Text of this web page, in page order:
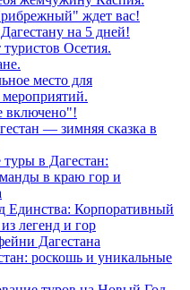
ждет вас!
на 5 дней!
Осетия.
место для
включено"!
— зимняя сказка в
в Дагестан:
в краю гор и
Единства: Корпоративный
легенд и гор
Дагестана
роскошь и уникальные